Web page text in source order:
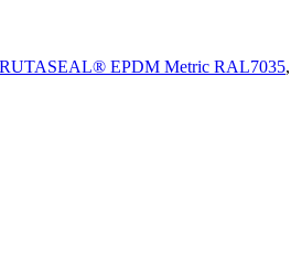
EPDM Metric RAL7035,